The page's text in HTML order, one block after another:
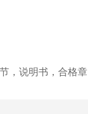
说明书，合格章